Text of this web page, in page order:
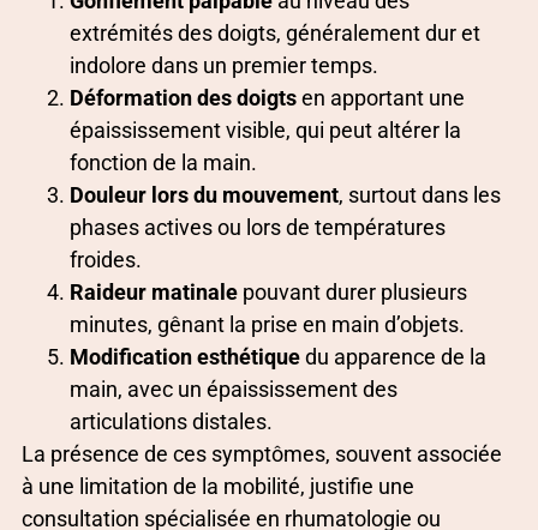
extrémités des doigts, généralement dur et
indolore dans un premier temps.
Déformation des doigtsen apportant une
épaississement visible, qui peut altérer la
fonction de la main.
Douleur lors du mouvement, surtout dans les
phases actives ou lors de températures
froides.
Raideur matinale pouvant durer plusieurs
minutes, gênant la prise en main d’objets.
Modification esthétiquedu apparence de la
main, avec un épaississement des
articulations distales.
La présence de ces symptômes, souvent associée
à une limitation de la mobilité, justifie une
consultation spécialisée en rhumatologie ou